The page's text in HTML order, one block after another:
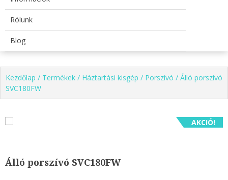
Rólunk
Blog
Kezdőlap / Termékek / Háztartási kisgép / Porszívó / Álló porszívó
SVC180FW
AKCIÓ!
Álló porszívó SVC180FW